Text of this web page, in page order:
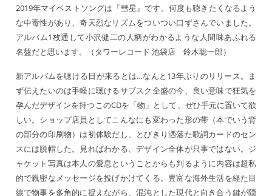
2019年マイベストソングは『彗星』です。何度も聴きたくなるよう
な中毒性があり、奇天烈なリズムをついつい口ずさんでいました。
アルバム1枚通して小沢健二の人柄がわかるような人間味あふれる
名盤だと思います。（タワーレコード 池袋店 鈴木聡一郎）
新アルバムを聴ける日が来るとは…なんと13年ぶりのリリース。ま
ず伝えたいのは手軽に聴けるサブスク全盛の今、良い意味で狂気を
孕んだデザインを持つこのCDを「物」として、ぜひ手元に置いて欲
しい。ショップ店員としてこんなにも変わった形の帯（本でいう背
の部分の印刷物）は初体験だし、とびきり洒落た歌詞カードのセン
スには脱帽した。見ればわかる、デザイン全体が只事ではない。ジ
ャケット写真は本人の愛息ということからも判るように内容は超私
的で親密なメッセージを投げかけてくる。豊富な海外生活を経た目
線で物事を多角的に捉えながら、混沌とした現代と向き合う鍵が隠